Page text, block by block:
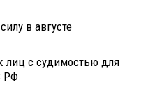
в августе
лиц с судимостью для
РФ